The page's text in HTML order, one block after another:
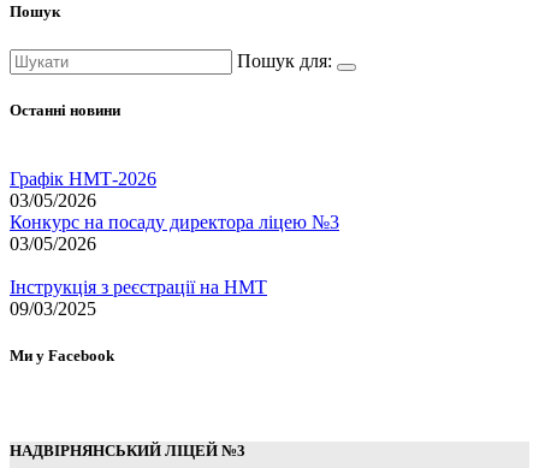
Пошук
Пошук для:
Останні новини
Графік НМТ-2026
03/05/2026
Конкурс на посаду директора ліцею №3
03/05/2026
Інструкція з реєстрації на НМТ
09/03/2025
Ми у Facebook
НАДВІРНЯНСЬКИЙ ЛІЦЕЙ №3